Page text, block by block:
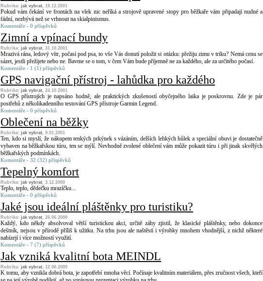
Rubrika: jak vybrat, 19.12.2001
Pokud vám čekání ve frontách na vlek nic neříká a strojově upravené stopy pro běžkaře vám připadají nudné a
fádní, nezbývá než se vrhnout na skialpinismus.
Komentáře - 0 příspěvků
Zimní a vpínací bundy
Rubrika: jak vybrat, 31.10.2001
Mrazivá rána, ledový vítr, počasí pod psa, to vše Vás donutí položit si otázku: přežiju zimu v triku? Nemá cenu se
sázet, jestli přežijete nebo ne. Bavme se o tom, v čem Vám bude příjemně ne za každého, ale za určitého počasí.
Komentáře - 1 (1) příspěvků
GPS navigační přístroj - lahůdka pro každého
Rubrika: jak vybrat, 24.10.2001
O GPS přístrojích je napsáno hodně, ale praktických zkušeností obyčejného laika je poskrovnu. Zde je pár
postřehů z několikadenního testování GPS přístroje Garmin Legend.
Komentáře - 0 příspěvků
Oblečení na běžky
Rubrika: jak vybrat, 9.01.2001
Ten, kdo si myslí, že nákupem tenkých prkýnek s vázáním, delších lehkých hůlek a speciální obuvi je dostatečně
vybaven na běžkařskou túru, ten se mýlí. Nevhodně zvolené oblečení vám může pokazit túru i při jinak skvělých
běžkařských podmínkách.
Komentáře - 32 (32) příspěvků
Tepelný komfort
Rubrika: jak vybrat, 3.12.2000
Teplo, teplo, dědečku mrazíčku...
Komentáře - 0 příspěvků
Jaké jsou ideální pláštěnky pro turistiku?
Rubrika: jak vybrat, 26.06.2000
Každý, kdo někdy absolvoval větší turistickou akci, určitě záhy zjistil, že klasické pláštěnky, nebo dokonce
deštník, nejsou v přírodě příliš k užitku. Na trhu jsou ale naštěstí i výrobky mnohem vhodnější, z nichž některé
nabízejí i více možností využití.
Komentáře - 7 (7) příspěvků
Jak vzniká kvalitní bota MEINDL
Rubrika: jak vybrat, 12.06.2000
K tomu, aby vznikla dobrá bota, je zapotřebí mnoha věcí. Počínaje kvalitním materiálem, přes zručnost všech, kteří